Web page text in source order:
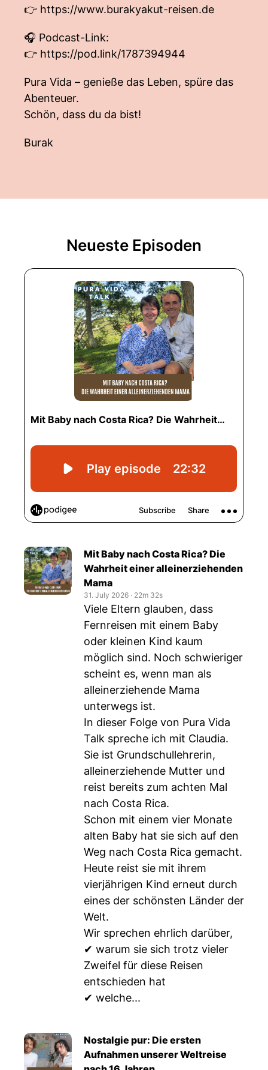
👉 https://www.burakyakut-reisen.de
🎧 Podcast-Link:
👉 https://pod.link/1787394944
Pura Vida – genieße das Leben, spüre das
Abenteuer.
Schön, dass du da bist!
Burak
Neueste Episoden
Mit Baby nach Costa Rica? Die
Wahrheit einer alleinerziehenden
Mama
31. July 2026 ‧ 22m 32s
Viele Eltern glauben, dass
Fernreisen mit einem Baby
oder kleinen Kind kaum
möglich sind. Noch schwieriger
scheint es, wenn man als
alleinerziehende Mama
unterwegs ist.
In dieser Folge von Pura Vida
Talk spreche ich mit Claudia.
Sie ist Grundschullehrerin,
alleinerziehende Mutter und
reist bereits zum achten Mal
nach Costa Rica.
Schon mit einem vier Monate
alten Baby hat sie sich auf den
Weg nach Costa Rica gemacht.
Heute reist sie mit ihrem
vierjährigen Kind erneut durch
eines der schönsten Länder der
Welt.
Wir sprechen ehrlich darüber,
✔ warum sie sich trotz vieler
Zweifel für diese Reisen
entschieden hat
✔ welche...
Nostalgie pur: Die ersten
Aufnahmen unserer Weltreise